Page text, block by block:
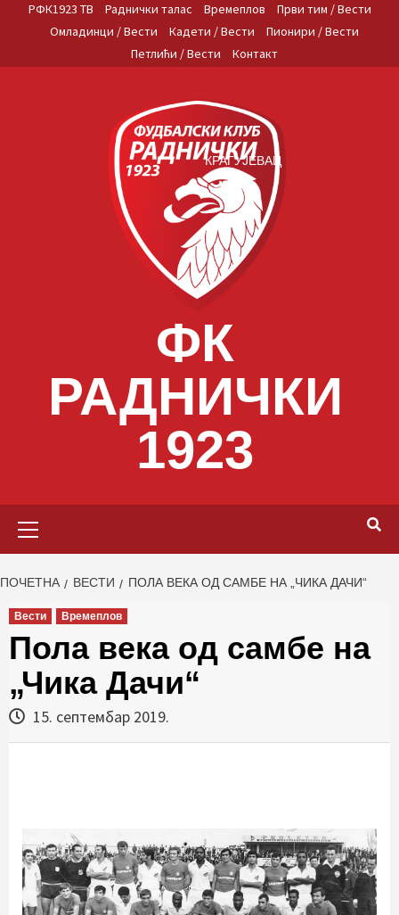
РФК1923 ТВ Раднички талас Времеплов
Први тим / Вести
Омладинци / Вести
Кадети / Вести
Пионири / Вести
Петлићи / Вести
Контакт
ФК
РАДНИЧКИ
1923
КРАГУЈЕВАЦ
ПОЧЕТНА ВЕСТИ ПОЛА ВЕКА ОД САМБЕ НА „ЧИКА ДАЧИ“
Вести Времеплов
Пола века од самбе на
„Чика Дачи“
15. септембар 2019.